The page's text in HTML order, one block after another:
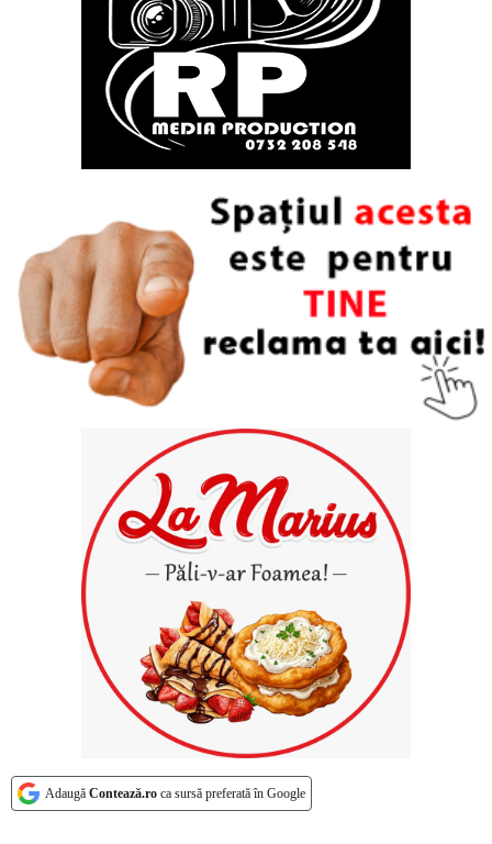
Adaugă Contează.ro ca sursă preferată în Google